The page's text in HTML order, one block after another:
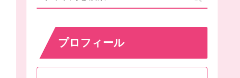
プロフィール